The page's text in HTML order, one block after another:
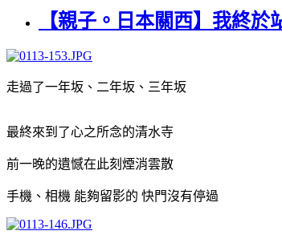
【親子。日本關西】我終
走過了一年坂、二年坂、三年坂
最終來到了心之所念的清水寺
前一晚的遺憾在此刻煙消雲散
手機、相機 能夠留影的 快門沒有停過